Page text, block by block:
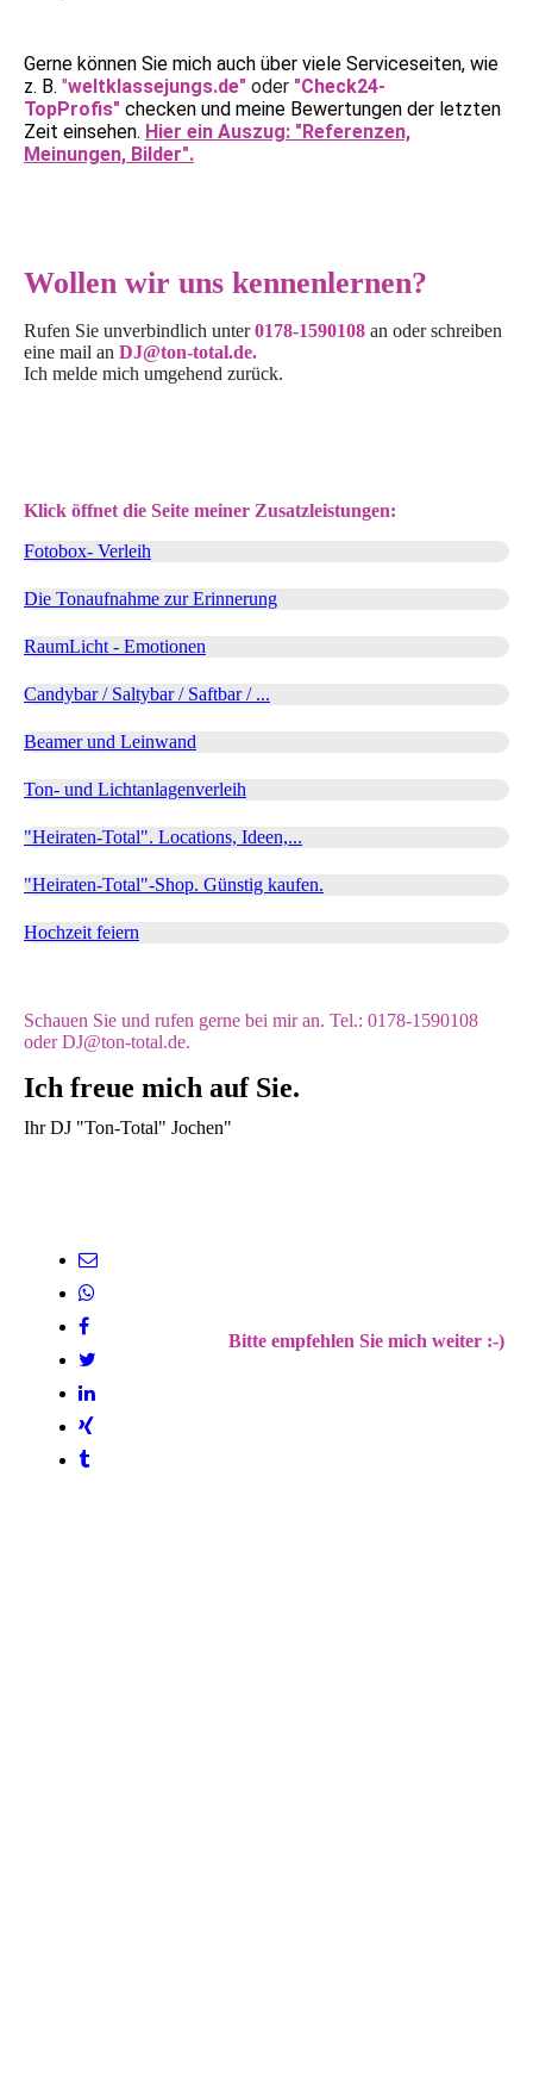
Gerne können Sie mich auch über viele Serviceseiten, wie
z. B. "weltklassejungs.de" oder "Check24-
TopProfis" checken und meine Bewertungen der letzten
Zeit einsehen. Hier ein Auszug: "Referenzen,
Meinungen, Bilder".
Wollen wir uns kennenlernen?
Rufen Sie unverbindlich unter0178-1590108 an oder schreiben
eine mail an DJ@ton-total.de.
Ich melde mich umgehend zurück.
Klick öffnet die Seite meiner Zusatzleistungen:
Fotobox- Verleih
Die Tonaufnahme zur Erinnerung
RaumLicht - Emotionen
Candybar / Saltybar / Saftbar / ...
Beamer und Leinwand
Ton- und Lichtanlagenverleih
"Heiraten-Total". Locations, Ideen,...
"Heiraten-Total"-Shop. Günstig kaufen.
Hochzeit feiern
Schauen Sie und rufen gerne bei mir an. Tel.: 0178-1590108
oder DJ@ton-total.de.
Ich freue mich auf Sie.
Ihr DJ "Ton-Total" Jochen"
Bitte empfehlen Sie mich weiter :-)